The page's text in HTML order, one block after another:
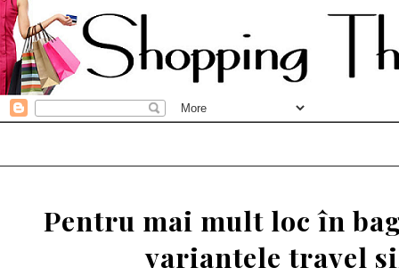
Pentru mai mult loc în
variantele travel